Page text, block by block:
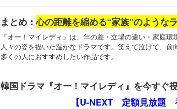
まとめ：心の距離を縮める“家族”のような
『オー！マイレディ』は、年の差・立場の違い・家庭
人々の姿を描いた温かなドラマです。笑えて泣けて、前
多くの人におすすめしたい作品です。
韓国ドラマ『オー！マイレディ』を今すぐ
【U-NEXT 定額見放題